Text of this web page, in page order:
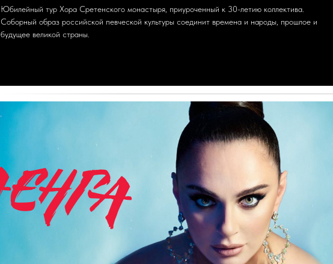
Юбилейный тур Хора Сретенского монастыря, приуроченный к 30-летию коллектива.
Соборный образ российской певческой культуры соединит времена и народы, прошлое и
будущее великой страны.